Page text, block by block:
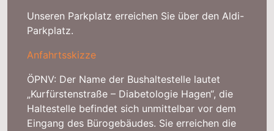
Unseren Parkplatz erreichen Sie über den Aldi-
Parkplatz.
Anfahrtsskizze
ÖPNV: Der Name der Bushaltestelle lautet
„Kurfürstenstraße – Diabetologie Hagen“, die
Haltestelle befindet sich unmittelbar vor dem
Eingang des Bürogebäudes. Sie erreichen die